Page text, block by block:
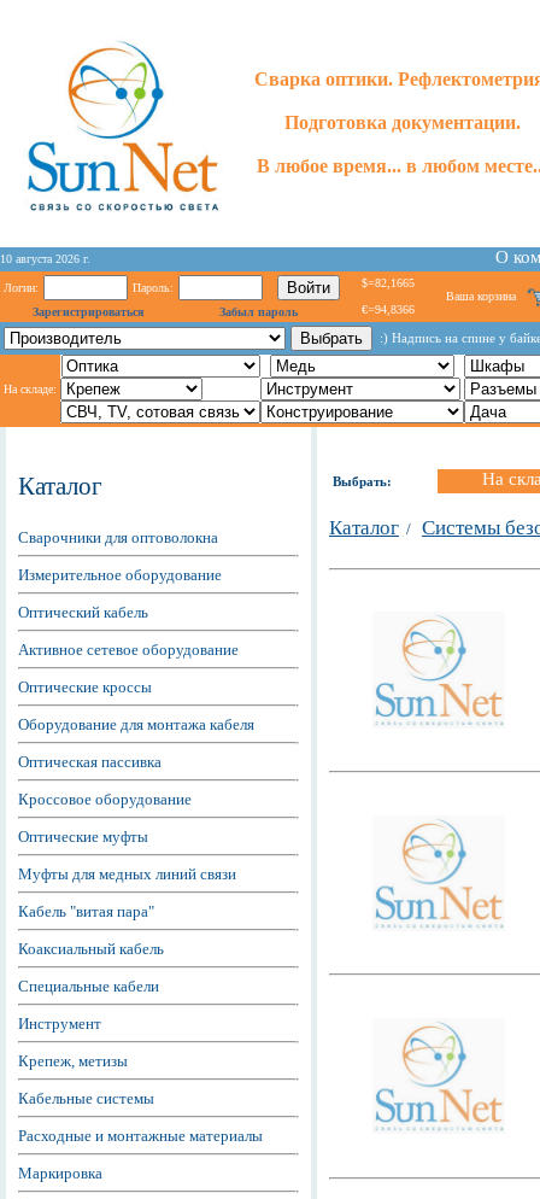
Сварка оптики.
Подготовка документации.
В любое время... в любом
10 августа 2026 г. О
Логин:
Пароль:
Зарегистрироваться
Забыл пароль
$=82,1665
€=94,8366
Ваша корзина
:) Надпись на спине у
На складе:
Каталог
Сварочники для оптоволокна
Измерительное оборудование
Оптический кабель
Активное сетевое оборудование
Оптические кроссы
Оборудование для монтажа кабеля
Оптическая пассивка
Кроссовое оборудование
Оптические муфты
Муфты для медных линий связи
Кабель "витая пара"
Коаксиальный кабель
Специальные кабели
Инструмент
Крепеж, метизы
Кабельные системы
Расходные и монтажные материалы
Маркировка
Выбрать: На
Каталог / Системы